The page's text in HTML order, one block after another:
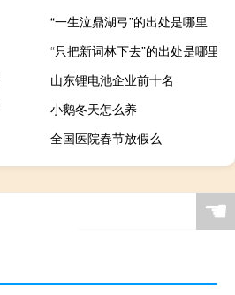
“一生泣鼎湖弓”的出处是哪里
“只把新词林下去”的出处是哪里
山东锂电池企业前十名
小鹅冬天怎么养
全国医院春节放假么
☚